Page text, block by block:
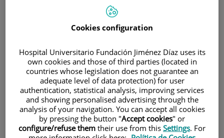
INICIO|FORMACIÓN Y EMPLEO
|OFERTAS DE EMPLEO
|CONVOCATORIA DE UNA PLAZA DE TÉCNICO DE
Cookies configuration
Hospital Universitario Fundación Jiménez Díaz uses its
own cookies and those of third parties (located in
countries whose legislation does not guarantee an
adequate level of data protection) for user
authentication, statistical analysis, improving services
and showing personalised advertising through the
analysis of your navigation. You can accept all cookies
by pressing the button "Accept cookies" or
configure/refuse them their use from this Settings. For